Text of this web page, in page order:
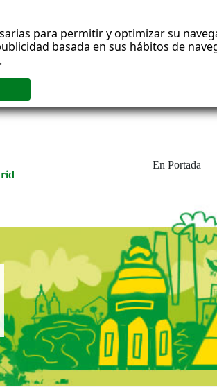
para permitir y optimizar su
basada en sus hábitos de
.
En Portada